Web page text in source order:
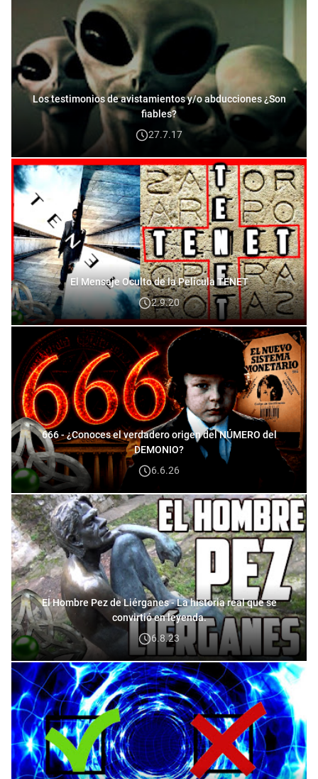
Los testimonios de avistamientos y/o abducciones ¿Son
fiables?
27.7.17
El Mensaje Oculto de la Película TENET
2.9.20
666 - ¿Conoces el verdadero origen del NÚMERO del
DEMONIO?
6.6.26
El Hombre Pez de Liérganes - La historia real que se
convirtió en leyenda.
6.8.23